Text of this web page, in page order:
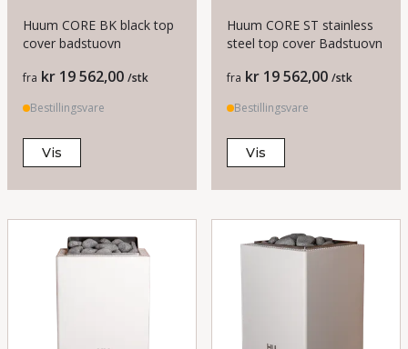
Huum CORE BK black top
cover badstuovn
Pris
fra kr 19 562,00 /stk
Bestillingsvare
Vis
Huum CORE ST stainless
steel top cover Badstuovn
Pris
fra kr 19 562,00 /stk
Bestillingsvare
Vis